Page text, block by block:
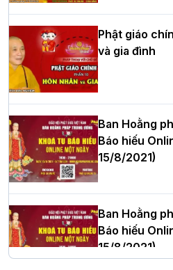
Hòa thượng Thích Quảng
cử Trưởng BTS GHPGVN thành
Phòng nhiệm kỳ 2026 – 2031
Thượng tọa Thích Tâm Chính
cử tân Trưởng ban Trị sự
Hà Nội: Tăng Ni Trường hạ Bồ
Phật giáo
và gia đình
Ban Hoằng
Báo hiếu
15/8/2021)
Ban Hoằng
Báo hiếu
15/8/2021)